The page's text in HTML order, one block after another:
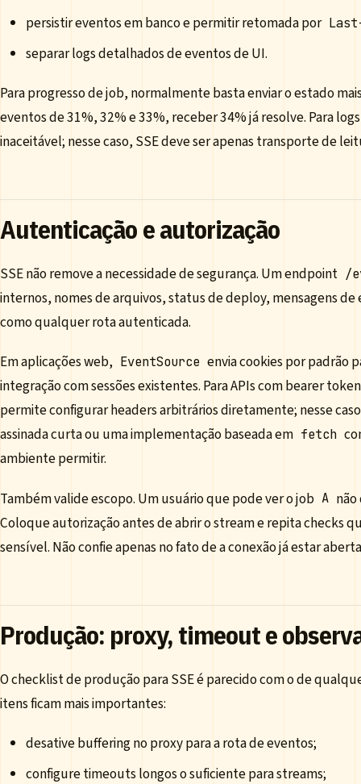
persistir eventos em banco e permitir retomada por
separar logs detalhados de eventos de UI.
Para progresso de job, normalmente basta enviar o estado
eventos de 31%, 32% e 33%, receber 34% já resolve. Para
inaceitável; nesse caso, SSE deve ser apenas transporte de
Autenticação e autorização
SSE não remove a necessidade de segurança. Um endpoint /
internos, nomes de arquivos, status de deploy, mensagens
como qualquer rota autenticada.
Em aplicações web, EventSource envia cookies por padrão
integração com sessões existentes. Para APIs com bearer
permite configurar headers arbitrários diretamente; nesse
assinada curta ou uma implementação baseada em fetch
ambiente permitir.
Também valide escopo. Um usuário que pode ver o job A
Coloque autorização antes de abrir o stream e repita checks
sensível. Não confie apenas no fato de a conexão já estar
Produção: proxy, timeout e
O checklist de produção para SSE é parecido com o de
itens ficam mais importantes:
desative buffering no proxy para a rota de eventos;
configure timeouts longos o suficiente para streams;